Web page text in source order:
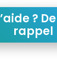
?
rappel